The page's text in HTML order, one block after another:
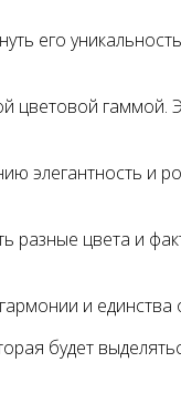
его
цветовой гаммой.
элегантность и
разные цвета и
и
будет